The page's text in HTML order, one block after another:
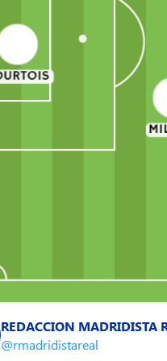
REDACCION MADRIDISTA
@rmadridistareal